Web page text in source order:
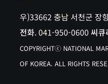
우)33662 충남 서천군 장
전화. 041-950-0600 씨큐
COPYRIGHTⓒ NATIONAL
OF KOREA. ALL RIGHTS